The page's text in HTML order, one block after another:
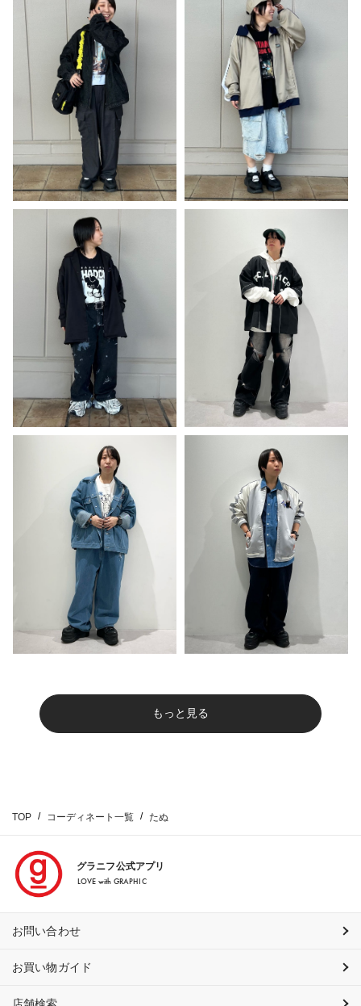
もっと見る
TOP コーディネート一覧 たぬ
グラニフ公式アプリ
LOVE with GRAPHIC
お問い合わせ
お買い物ガイド